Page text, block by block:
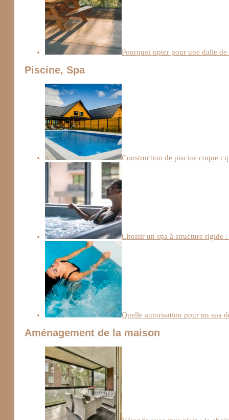
Pourquoi opter pour une dalle de
Piscine, Spa
Construction de piscine coque :
Choisir un spa à structure rigide
Quelle autorisation pour un spa
Aménagement de la maison